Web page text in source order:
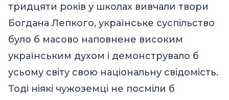
тридцяти років у школах вивчали твори
Богдана Лепкого, українське суспільство
було б масово наповнене високим
українським духом і демонструвало б
усьому світу свою національну свідомість.
Тоді ніякі чужоземці не посміли б